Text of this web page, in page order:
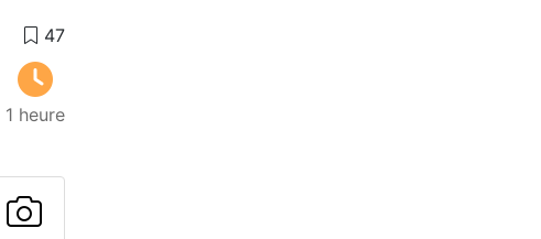
1 heure
recette à un ami
cette page
une question à l'auteur